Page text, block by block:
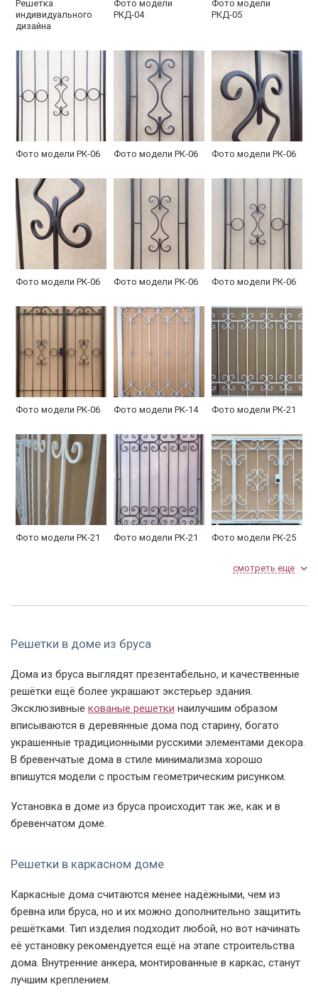
Решетка
индивидуального
дизайна
Фото модели
РКД-04
Фото модели
РКД-05
Фото модели РК-06 Фото модели РК-06 Фото модели РК-06
Фото модели РК-06 Фото модели РК-06 Фото модели РК-06
Фото модели РК-06 Фото модели РК-14 Фото модели РК-21
Фото модели РК-21 Фото модели РК-21 Фото модели РК-25
решетка на базе
РК-28
Фото модели РК-33
фрагмент
фрагмент
смотреть еще
Решетки в доме из бруса
Дома из бруса выглядят презентабельно, и качественные
решётки ещё более украшают экстерьер здания.
Эксклюзивные кованые решетки наилучшим образом
вписываются в деревянные дома под старину, богато
украшенные традиционными русскими элементами декора.
В бревенчатые дома в стиле минимализма хорошо
впишутся модели с простым геометрическим рисунком.
Установка в доме из бруса происходит так же, как и в
бревенчатом доме.
Решетки в каркасном доме
Каркасные дома считаются менее надёжными, чем из
бревна или бруса, но и их можно дополнительно защитить
решётками. Тип изделия подходит любой, но вот начинать
её установку рекомендуется ещё на этапе строительства
дома. Внутренние анкера, монтированные в каркас, станут
лучшим креплением.